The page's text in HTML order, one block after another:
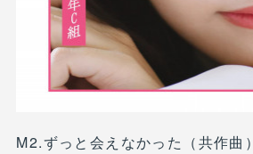
M2.ずっと会えなかった（共作曲）